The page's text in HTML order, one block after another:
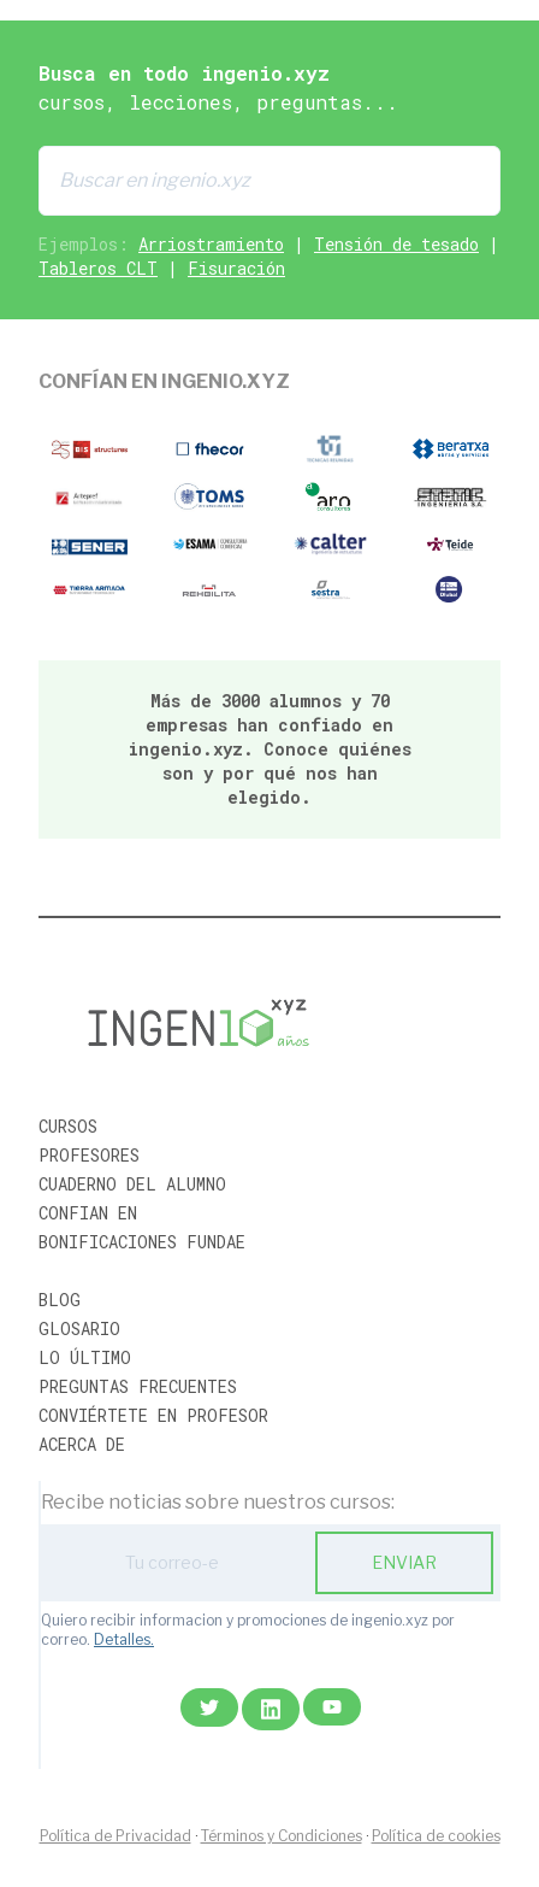
Busca en todo ingenio.xyz
cursos, lecciones, preguntas...
Ejemplos: Arriostramiento | Tensión de tesado |
Tableros CLT | Fisuración
CONFÍAN EN INGENIO.XYZ
Más de 3000 alumnos y 70
empresas han confiado en
ingenio.xyz. Conoce quiénes
son y por qué nos han
elegido.
CURSOS
PROFESORES
CUADERNO DEL ALUMNO
CONFIAN EN
BONIFICACIONES FUNDAE
BLOG
GLOSARIO
LO ÚLTIMO
PREGUNTAS FRECUENTES
CONVIÉRTETE EN PROFESOR
ACERCA DE
Recibe noticias sobre nuestros cursos:
form
ic
ENVIAR
Quiero recibir informacion y promociones de ingenio.xyz por
correo. Detalles.
Política de Privacidad · Términos y Condiciones· Política de cookies